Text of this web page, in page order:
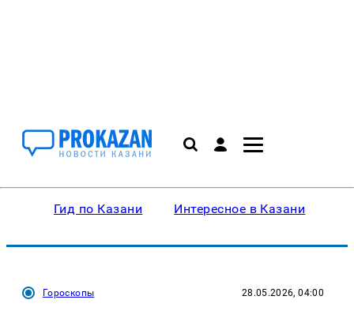
Гид по Казани Интересное в Казани
Гороскопы 28.05.2026, 04:00